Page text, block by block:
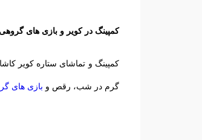
کمپینگ در کویر و بازی های گروهی
کمپینگ و تماشای ستاره کویر
گرم در شب، رقص و بازی های